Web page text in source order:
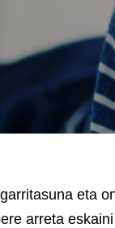
eta
arreta